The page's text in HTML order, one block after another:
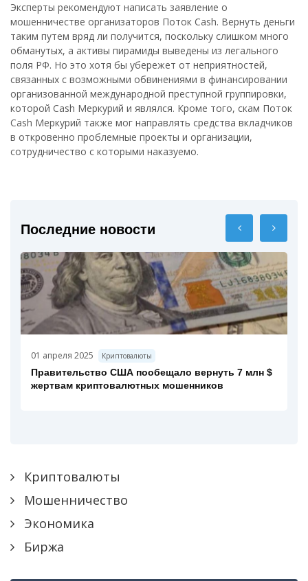
Эксперты рекомендуют написать заявление о
мошенничестве организаторов Поток Cash. Вернуть деньги
таким путем вряд ли получится, поскольку слишком много
обманутых, а активы пирамиды выведены из легального
поля РФ. Но это хотя бы убережет от неприятностей,
связанных с возможными обвинениями в финансировании
организованной международной преступной группировки,
которой Cash Меркурий и являлся. Кроме того, скам Поток
Cash Меркурий также мог направлять средства вкладчиков
в откровенно проблемные проекты и организации,
сотрудничество с которыми наказуемо.
Последние новости
01 апреля 2025 Криптовалюты
Правительство США пообещало вернуть 7 млн $
жертвам криптовалютных мошенников
Криптовалюты
Мошенничество
Экономика
Биржа